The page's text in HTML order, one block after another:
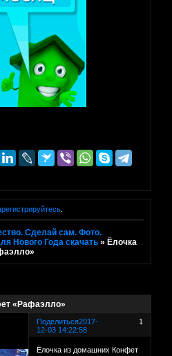
.
Сделай сам. Фото.
Нового Года скачать » Ёлочка
«Рафаэлло»
Поделиться 1
2017-
12-03 14:22:58
Ёлочка из домашних Конфет